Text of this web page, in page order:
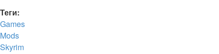
Теги:
Games
Mods
Skyrim